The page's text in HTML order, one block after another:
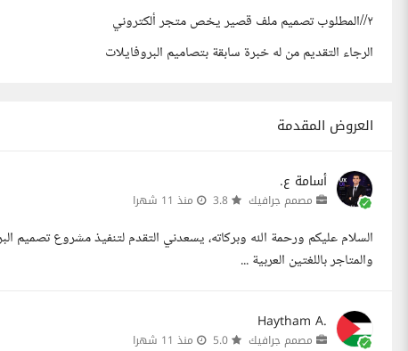
٢//المطلوب تصميم ملف قصير يخص متجر ألكتروني
الرجاء التقديم من له خبرة سابقة بتصاميم البروفايلات
العروض المقدمة
أسامة ع.
مصمم جرافيك منذ 11 شهرا
السلام عليكم ورحمة الله وبركاته، يسعدني التقدم لتنفيذ مشروع تصميم
والمتاجر باللغتين العربية ...
Haytham A.
مصمم جرافيك منذ 11 شهرا